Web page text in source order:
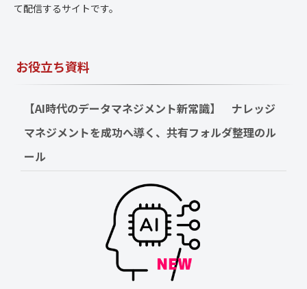
て配信するサイトです。
お役立ち資料
【AI時代のデータマネジメント新常識】　ナレッジ
マネジメントを成功へ導く、共有フォルダ整理のル
ール